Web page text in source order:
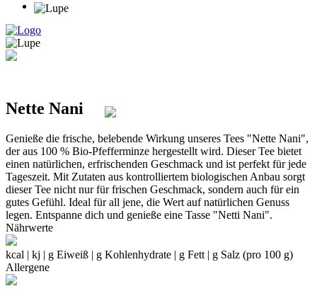
Nette Nani
Genieße die frische, belebende Wirkung unseres Tees "Nette Nani",
der aus 100 % Bio-Pfefferminze hergestellt wird. Dieser Tee bietet
einen natürlichen, erfrischenden Geschmack und ist perfekt für jede
Tageszeit. Mit Zutaten aus kontrolliertem biologischen Anbau sorgt
dieser Tee nicht nur für frischen Geschmack, sondern auch für ein
gutes Gefühl. Ideal für all jene, die Wert auf natürlichen Genuss
legen. Entspanne dich und genieße eine Tasse "Netti Nani".
Nährwerte
kcal | kj | g Eiweiß | g Kohlenhydrate | g Fett | g Salz (pro 100 g)
Allergene